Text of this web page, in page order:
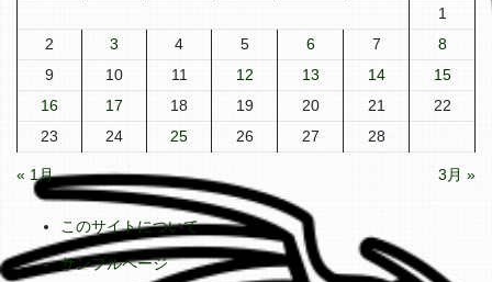
1
2
3 4 5 6 7
8
9
10 11 12 13 14
15
16
17 18 19 20 21
22
23
24 25 26 27 28
« 1月 3月 »
このサイトについて
サンプルページ